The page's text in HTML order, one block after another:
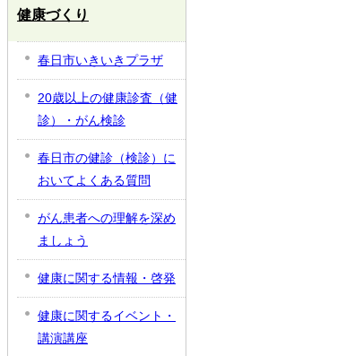
健康づくり
春日市いきいきプラザ
20歳以上の健康診査（健
診）・がん検診
春日市の健診（検診）に
おいてよくある質問
がん患者への理解を深め
ましょう
健康に関する情報・啓発
健康に関するイベント・
講演講座